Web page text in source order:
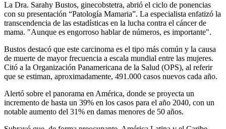
La Dra. Sarahy Bustos, ginecobstetra, abrió el ciclo de ponencias
con su presentación “Patología Mamaria”. La especialista enfatizó la
transcendencia de las estadísticas en la lucha contra el cáncer de
mama. "Aunque es engorroso hablar de números, es importante".
Bustos destacó que este carcinoma es el tipo más común y la causa
de muerte de mayor frecuencia a escala mundial entre las mujeres.
Citó a la Organización Panamericana de la Salud (OPS), al referir
que se estiman, aproximadamente, 491.000 casos nuevos cada año.
Alertó sobre el panorama en América, donde se proyecta un
incremento de hasta un 39% en los casos para el año 2040, con un
notable aumento del 31% en damas menores de 50 años.